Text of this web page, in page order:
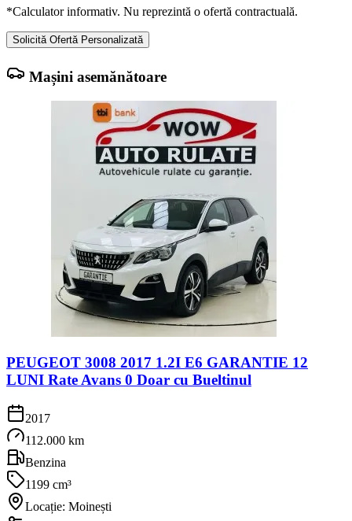
*Calculator informativ. Nu reprezintă o ofertă contractuală.
Solicită Ofertă Personalizată
Mașini asemănătoare
PEUGEOT 3008 2017 1.2I E6 GARANTIE 12
LUNI Rate Avans 0 Doar cu Bueltinul
2017
112.000 km
Benzina
1199 cm³
Locație: Moinești